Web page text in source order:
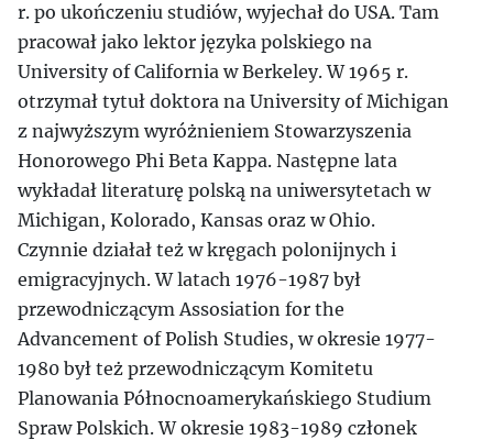
r. po ukończeniu studiów, wyjechał do USA. Tam
pracował jako lektor języka polskiego na
University of California w Berkeley. W 1965 r.
otrzymał tytuł doktora na University of Michigan
z najwyższym wyróżnieniem Stowarzyszenia
Honorowego Phi Beta Kappa. Następne lata
wykładał literaturę polską na uniwersytetach w
Michigan, Kolorado, Kansas oraz w Ohio.
Czynnie działał też w kręgach polonijnych i
emigracyjnych. W latach 1976-1987 był
przewodniczącym Assosiation for the
Advancement of Polish Studies, w okresie 1977-
1980 był też przewodniczącym Komitetu
Planowania Północnoamerykańskiego Studium
Spraw Polskich. W okresie 1983-1989 członek